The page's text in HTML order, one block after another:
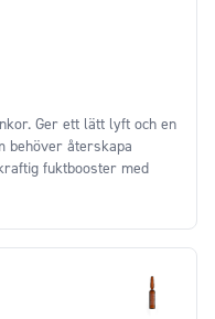
Ger ett lätt lyft och en
behöver återskapa
fuktbooster med